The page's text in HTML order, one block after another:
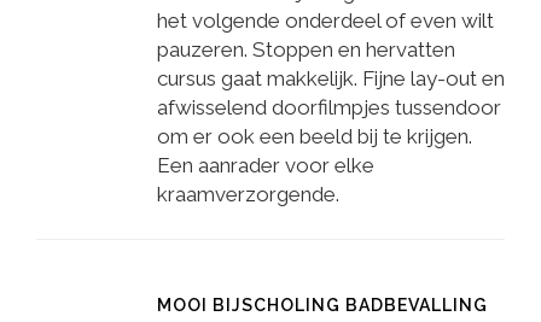
het volgende onderdeel of even wilt
pauzeren. Stoppen en hervatten
cursus gaat makkelijk. Fijne lay-out en
afwisselend doorfilmpjes tussendoor
om er ook een beeld bij te krijgen.
Een aanrader voor elke
kraamverzorgende.
MOOI BIJSCHOLING BADBEVALLING